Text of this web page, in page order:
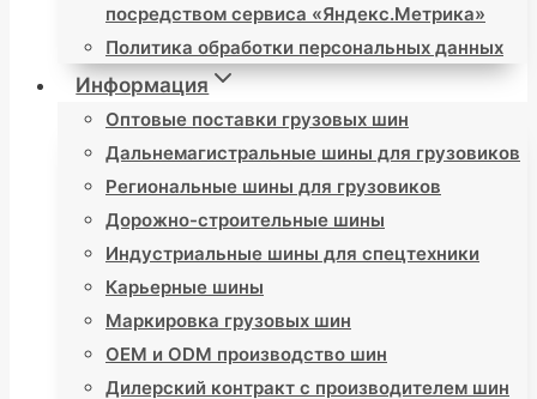
посредством сервиса «Яндекс.Метрика»
Политика обработки персональных данных
Информация
Оптовые поставки грузовых шин
Дальнемагистральные шины для грузовиков
Региональные шины для грузовиков
Дорожно-строительные шины
Индустриальные шины для спецтехники
Карьерные шины
Маркировка грузовых шин
OEM и ODM производство шин
Дилерский контракт с производителем шин